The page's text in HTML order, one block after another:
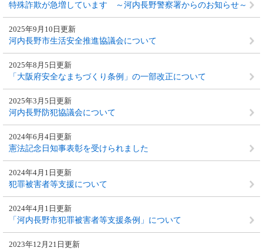
特殊詐欺が急増しています ～河内長野警察署からのお知らせ～
河内長野市生活安全推進協議会について
2025年9月10日更新
「大阪府安全なまちづくり条例」の一部改正について
2025年8月5日更新
河内長野防犯協議会について
2025年3月5日更新
憲法記念日知事表彰を受けられました
2024年6月4日更新
犯罪被害者等支援について
2024年4月1日更新
「河内長野市犯罪被害者等支援条例」について
2024年4月1日更新
2023年12月21日更新